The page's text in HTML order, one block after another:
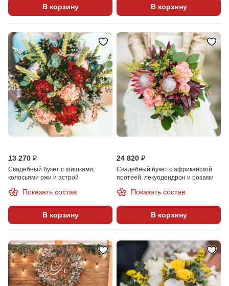
В корзину В корзину
13 270 ₽
Свадебный букет с шишками,
колосьями ржи и астрой
Показать состав
В корзину
24 820 ₽
Свадебный букет с африканской
протеей, лекуодендрон и розами
Показать состав
В корзину